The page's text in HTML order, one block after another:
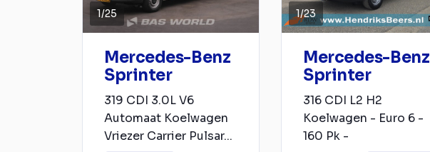
1/25
Mercedes-Benz
Sprinter
319 CDI 3.0L V6
Automaat Koelwagen
Vriezer Carrier Pulsar...
1/23
Mercedes-Benz
Sprinter
316 CDI L2 H2
Koelwagen - Euro 6 -
160 Pk -